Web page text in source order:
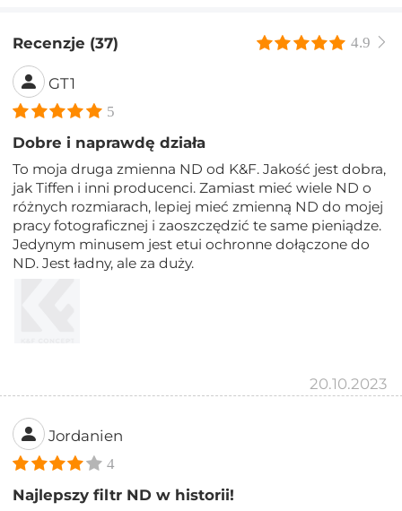
Recenzje (37) 4.9
GT1
5
Dobre i naprawdę działa
To moja druga zmienna ND od K&F. Jakość jest dobra,
jak Tiffen i inni producenci. Zamiast mieć wiele ND o
różnych rozmiarach, lepiej mieć zmienną ND do mojej
pracy fotograficznej i zaoszczędzić te same pieniądze.
Jedynym minusem jest etui ochronne dołączone do
ND. Jest ładny, ale za duży.
20.10.2023
Jordanien
4
Najlepszy filtr ND w historii!